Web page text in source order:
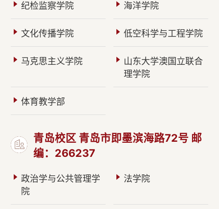
纪检监察学院 海洋学院
文化传播学院 低空科学与工程学院
马克思主义学院
山东大学澳国立联合
理学院
体育教学部
青岛校区 青岛市即墨滨海路72号 邮
编：266237
政治学与公共管理学
院
法学院